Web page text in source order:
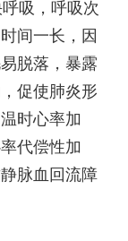
吸，呼吸次
间一长，因
脱落，暴露
促使肺炎形
时心率加
代偿性加
脉血回流障